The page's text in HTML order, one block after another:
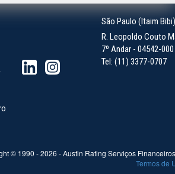
São Paulo (Itaim Bibi)
R. Leopoldo Couto
7º Andar - 04542-
Tel: (11) 3377-0707
© 1990 -2026 - Austin Rating Serviços
Termos de